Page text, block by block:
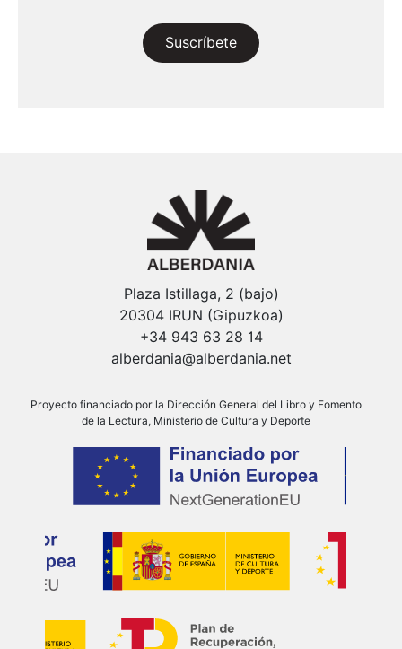
Suscríbete
Plaza Istillaga, 2 (bajo)
20304 IRUN (Gipuzkoa)
+34 943 63 28 14
alberdania@alberdania.net
Proyecto financiado por la Dirección General del Libro y Fomento
de la Lectura, Ministerio de Cultura y Deporte